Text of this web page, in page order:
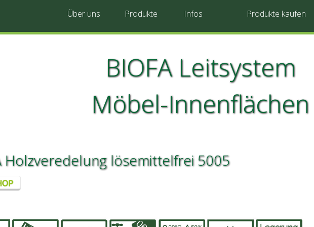
Über uns Produkte Infos Produkte kaufen
BIOFA Leitsystem
Möbel-Innenflächen
Holzveredelung lösemittelfrei 5005